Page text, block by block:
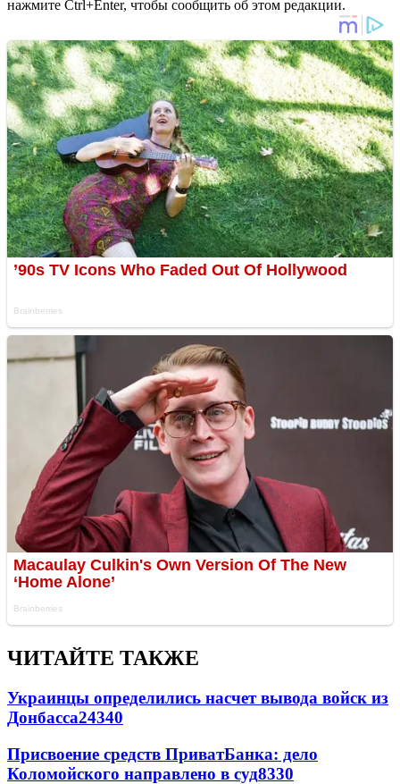
нажмите Ctrl+Enter, чтобы сообщить об этом редакции.
ЧИТАЙТЕ ТАКЖЕ
Украинцы определились насчет вывода войск из
Донбасса24340
Присвоение средств ПриватБанка: дело
Коломойского направлено в суд8330